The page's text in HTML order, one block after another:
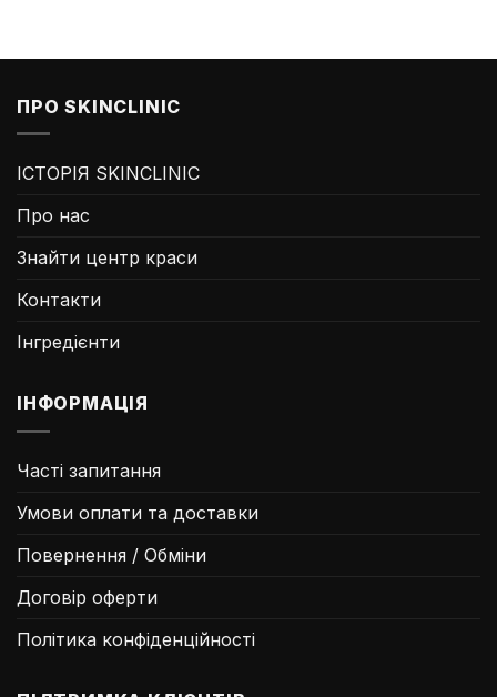
ПРО SKINCLINIC
ІСТОРІЯ SKINCLINIC
Про нас
Знайти центр краси
Контакти
Інгредієнти
ІНФОРМАЦІЯ
Часті запитання
Умови оплати та доставки
Повернення / Обміни
Договір оферти
Політика конфіденційності